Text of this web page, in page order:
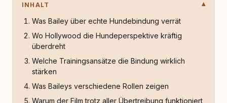
INHALT
Was Bailey über echte Hundebindung verrät
Wo Hollywood die Hundeperspektive kräftig
überdreht
Welche Trainingsansätze die Bindung wirklich
stärken
Was Baileys verschiedene Rollen zeigen
Warum der Film trotz aller Übertreibung funktioniert